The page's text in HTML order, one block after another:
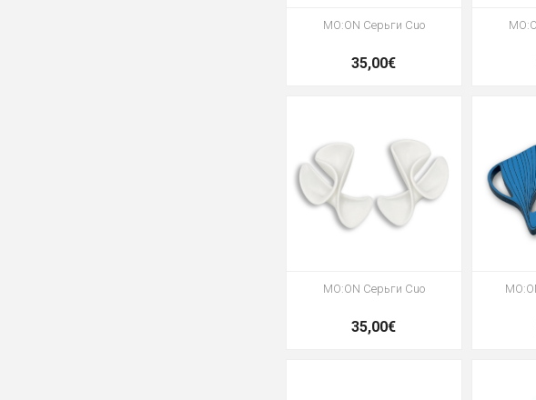
MO:ON Серьги Cuo
35,00€
MO:ON Серьги Cuo
35,00€